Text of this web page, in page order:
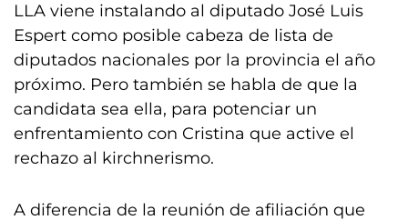
LLA viene instalando al diputado José Luis
Espert como posible cabeza de lista de
diputados nacionales por la provincia el año
próximo. Pero también se habla de que la
candidata sea ella, para potenciar un
enfrentamiento con Cristina que active el
rechazo al kirchnerismo.
A diferencia de la reunión de afiliación que